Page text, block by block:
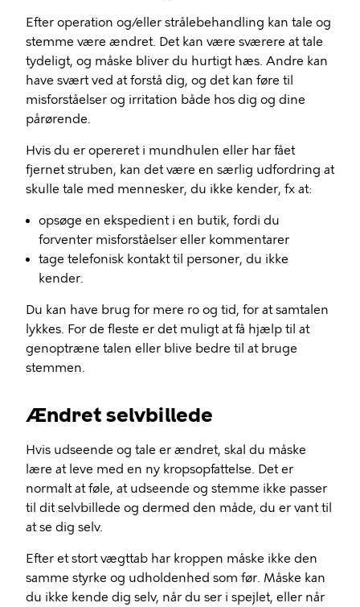
Efter operation og/eller strålebehandling kan tale og
stemme være ændret. Det kan være sværere at tale
tydeligt, og måske bliver du hurtigt hæs. Andre kan
have svært ved at forstå dig, og det kan føre til
misforståelser og irritation både hos dig og dine
pårørende.
Hvis du er opereret i mundhulen eller har fået
fjernet struben, kan det være en særlig udfordring at
skulle tale med mennesker, du ikke kender, fx at:
opsøge en ekspedient i en butik, fordi du
forventer misforståelser eller kommentarer
tage telefonisk kontakt til personer, du ikke
kender.
Du kan have brug for mere ro og tid, for at samtalen
lykkes. For de fleste er det muligt at få hjælp til at
genoptræne talen eller blive bedre til at bruge
stemmen.
Ændret selvbillede
Hvis udseende og tale er ændret, skal du måske
lære at leve med en ny kropsopfattelse. Det er
normalt at føle, at udseende og stemme ikke passer
til dit selvbillede og dermed den måde, du er vant til
at se dig selv.
Efter et stort vægttab har kroppen måske ikke den
samme styrke og udholdenhed som før. Måske kan
du ikke kende dig selv, når du ser i spejlet, eller når